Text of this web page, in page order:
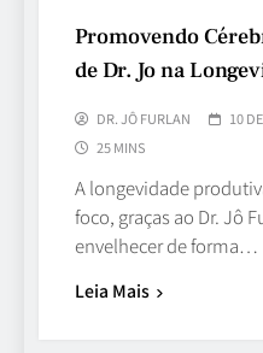
Promovendo
de Dr. Jo na
DR. JÔ FURLAN 10
25 MINS
A longevidade
foco, graças ao Dr. Jô
envelhecer de forma…
Leia Mais